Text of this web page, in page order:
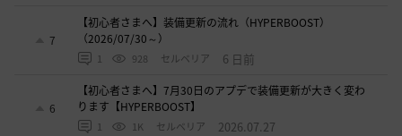
7
【初心者さまへ】装備更新の流れ（HYPERBOOST）
（2026/07/30～）
1 928 セルベリア 6 日前
6
【初心者さまへ】7月30日のアプデで装備更新が大きく変わ
ります【HYPERBOOST】
1 1K セルベリア 2026.07.27